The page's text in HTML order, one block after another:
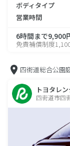
ボディタイプ
営業時間
6時間まで9,900
免責補償制度
四街道総合公園
トヨタレ
四街道市四